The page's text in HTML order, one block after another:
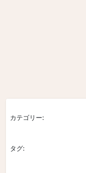
カテゴリー:
タグ: